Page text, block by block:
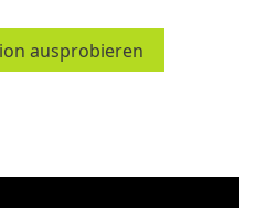
ausprobieren